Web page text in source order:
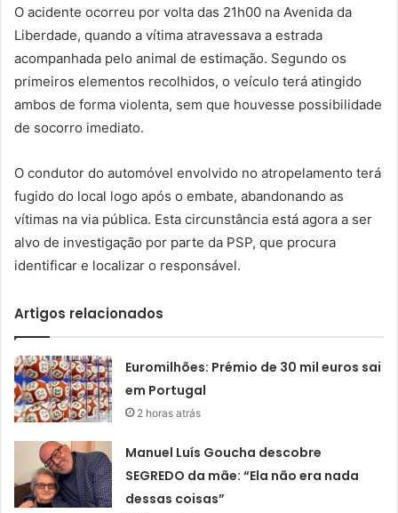
O acidente ocorreu por volta das 21h00 na Avenida da
Liberdade, quando a vítima atravessava a estrada
acompanhada pelo animal de estimação. Segundo os
primeiros elementos recolhidos, o veículo terá atingido
ambos de forma violenta, sem que houvesse possibilidade
de socorro imediato.
O condutor do automóvel envolvido no atropelamento terá
fugido do local logo após o embate, abandonando as
vítimas na via pública. Esta circunstância está agora a ser
alvo de investigação por parte da PSP, que procura
identificar e localizar o responsável.
Artigos relacionados
Euromilhões: Prémio de 30 mil euros sai
em Portugal
2 horas atrás
Manuel Luís Goucha descobre
SEGREDO da mãe: “Ela não era nada
dessas coisas”